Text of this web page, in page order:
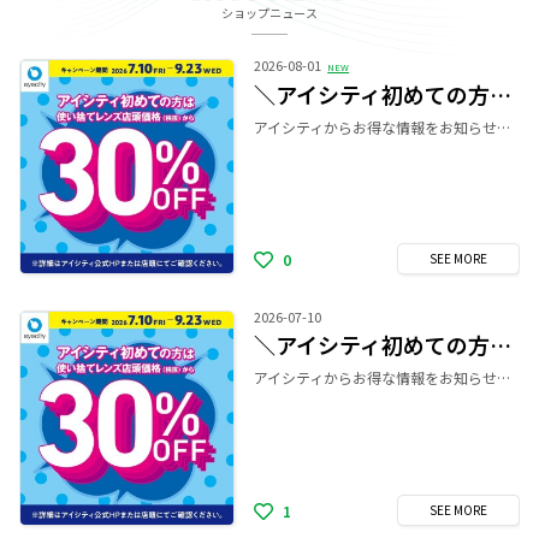
ショップニュース
2026-08-01 NEW
＼アイシティ初めての方は／使い捨てレンズが店頭価格(税抜)から30%OFF！
アイシティからお得な情報をお知らせします！ ╋━━━━━━━━━━╋ アイシティ初めての方は 使い捨てレンズが店頭価格(税抜)から30%OFF！ キャンペーン期間：2026年7月10日(金)～9月23日(水・祝) ・・・・・・・・・・・・・・・・・・・・・・・・ ※アイシティ初回利用時、使い捨てレンズご購入の方が対象。 ※取扱店舗が限られる商品の一部は対象外となります。 ※ケア用品は10%OFFとなります。 ※家族割以外の割引、サービスとの併用はできません。 ※ほしいとき便、おトク定期便は対象外となります。 ━━━━━━━━━━━━ ＼さらに！同期間中、アイシティ初めてなら！／ 対象商品5,000円(税抜・割引後)以上ご購入＆エントリーで 次回使えるアイシティポイント【1,000円分】プレゼント！ 購入期間：2026年7月10日(金)～9月23日(水・祝) エントリー締切：2026年9月23日(水・祝)23:59 ※同時期に開催する他のアイシティポイント、楽天ポイント進呈企画ならびに景品企画との併用はできません。 ━━━━━━━━━━━━ ＼一緒に買うとおトク！！同期間中、アイシティ初めての方と一緒にご購入のご家族は／ 対象商品5,000円(税抜・割引後)以上ご購入で家族割【1,000円分】OFF！ 購入期間：2026年7月10日(金)～9月23日(水・祝) ※詳細は家族割の特設ページをご確認ください。 ╋━━━━━━━━━━╋ ●コンタクトレンズは高度管理医療機器です。眼科医の処方(指示書等)によりお求めください。 ●眼科受診の際にはマイナ保険証等をお持ちください。
0 SEE MORE
2026-07-10
＼アイシティ初めての方は／使い捨てレンズが店頭価格(税抜)から30%OFF！
アイシティからお得な情報をお知らせします！ ╋━━━━━━━━━━╋ アイシティ初めての方は 使い捨てレンズが店頭価格(税抜)から30%OFF！ キャンペーン期間：2026年7月10日(金)～9月23日(水・祝) ▼詳細はこちら▼ ⇒ https://www.eyecity.jp/campaign/2026july/?from=mall ・・・・・・・・・・・・・・・・・・・・・・・・ ※アイシティ初回利用時、使い捨てレンズご購入の方が対象。 ※取扱店舗が限られる商品の一部は対象外となります。 ※ケア用品は10%OFFとなります。 ※家族割以外の割引、サービスとの併用はできません。​ ※ほしいとき便、おトク定期便は対象外となります。 ━━━━━━━━━━━━ ＼さらに！同期間中、アイシティ初めてなら！／ 対象商品5,000円(税抜・割引後)以上ご購入＆エントリーで 次回使えるアイシティポイント【1,000円分】プレゼント！ 購入期間：2026年7月10日(金)～9月23日(水・祝) エントリー締切：2026年9月23日(水・祝)23:59 ▼詳細はこちら▼ ⇒ https://www.eyecity.jp/campaign/2026july/?from=mall ※同時期に開催する他のアイシティポイント、楽天ポイント進呈企画ならびに景品企画との併用はできません。 ━━━━━━━━━━━━ ＼一緒に買うとおトク！！同期間中、アイシティ初めての方と一緒にご購入のご家族は／ 対象商品5,000円(税抜・割引後)以上ご購入で家族割【1,000円分】OFF！ 購入期間：2026年7月10日(金)～9月23日(水・祝) ▼詳細はこちら▼ ⇒ https://www.eyecity.jp/campaign/2026july/family/?from=mall ※詳細は家族割の特設ページをご確認ください。 ╋━━━━━━━━━━╋ ●コンタクトレンズは高度管理医療機器です。眼科医の処方(指示書等)によりお求めください。 ●眼科受診の際にはマイナ保険証等をお持ちください。
1 SEE MORE